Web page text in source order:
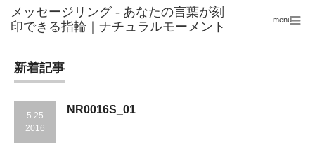
menu
新着記事
5.25
2016
NR0016S_01